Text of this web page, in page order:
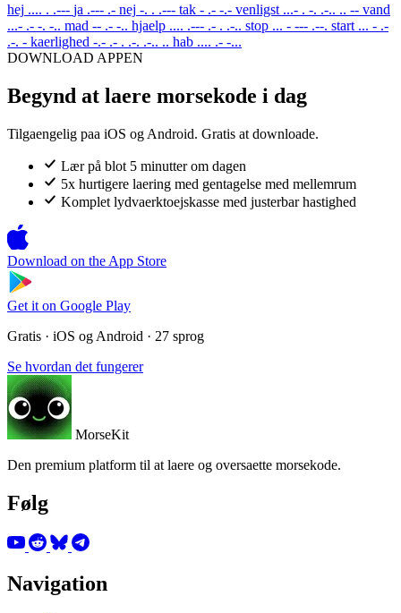
hej .... . .--- ja .--- .- nej -. . .--- tak - .- -.- venligst ...- . -. .-.. .. -- vand
...- .- -. -.. mad -- .- -.. hjaelp .... .--- .- . .-.. stop ... - --- .--. start ... - .-
.-. - kaerlighed -.- .- . .-. .-.. .. hab .... .- -...
DOWNLOAD APPEN
Begynd at laere morsekode i dag
Tilgaengelig paa iOS og Android. Gratis at downloade.
Lær på blot 5 minutter om dagen
5x hurtigere laering med gentagelse med mellemrum
Komplet lydvaerktoejskasse med justerbar hastighed
Download on the App Store
Get it on Google Play
Gratis · iOS og Android · 27 sprog
Se hvordan det fungerer
MorseKit
Den premium platform til at laere og oversaette morsekode.
Følg
Navigation